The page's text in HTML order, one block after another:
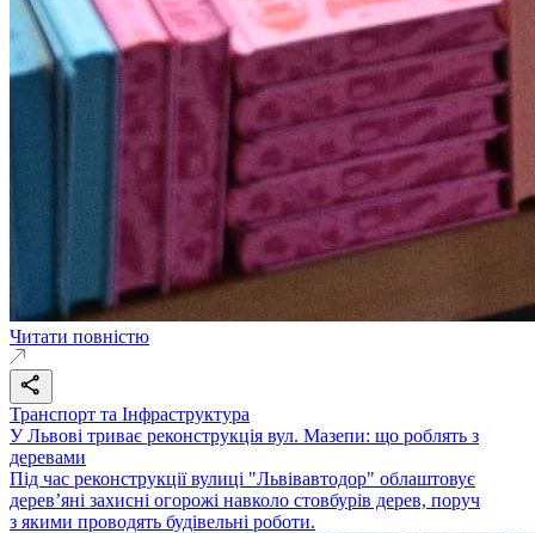
Читати повністю
Транспорт та Інфраструктура
У Львові триває реконструкція вул. Мазепи: що роблять з
деревами
Під час реконструкції вулиці "Львівавтодор" облаштовує
дерев’яні захисні огорожі навколо стовбурів дерев, поруч
з якими проводять будівельні роботи.